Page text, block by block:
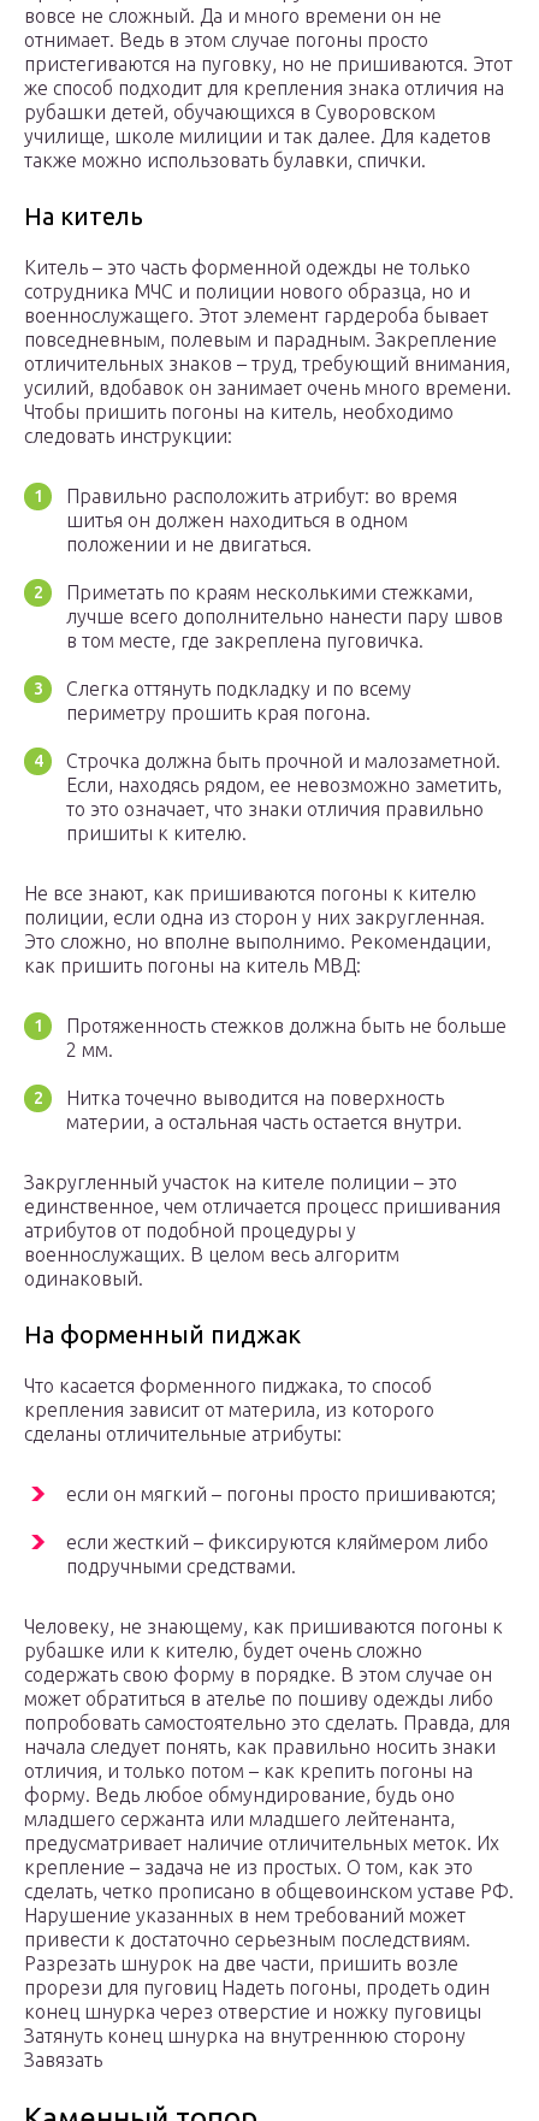
вовсе не сложный. Да и много времени он не
отнимает. Ведь в этом случае погоны просто
пристегиваются на пуговку, но не пришиваются. Этот
же способ подходит для крепления знака отличия на
рубашки детей, обучающихся в Суворовском
училище, школе милиции и так далее. Для кадетов
также можно использовать булавки, спички.
На китель
Китель – это часть форменной одежды не только
сотрудника МЧС и полиции нового образца, но и
военнослужащего. Этот элемент гардероба бывает
повседневным, полевым и парадным. Закрепление
отличительных знаков – труд, требующий внимания,
усилий, вдобавок он занимает очень много времени.
Чтобы пришить погоны на китель, необходимо
следовать инструкции:
Правильно расположить атрибут: во время
шитья он должен находиться в одном
положении и не двигаться.
Приметать по краям несколькими стежками,
лучше всего дополнительно нанести пару швов
в том месте, где закреплена пуговичка.
Слегка оттянуть подкладку и по всему
периметру прошить края погона.
Строчка должна быть прочной и малозаметной.
Если, находясь рядом, ее невозможно заметить,
то это означает, что знаки отличия правильно
пришиты к кителю.
Не все знают, как пришиваются погоны к кителю
полиции, если одна из сторон у них закругленная.
Это сложно, но вполне выполнимо. Рекомендации,
как пришить погоны на китель МВД:
Протяженность стежков должна быть не больше
2 мм.
Нитка точечно выводится на поверхность
материи, а остальная часть остается внутри.
Закругленный участок на кителе полиции – это
единственное, чем отличается процесс пришивания
атрибутов от подобной процедуры у
военнослужащих. В целом весь алгоритм
одинаковый.
На форменный пиджак
Что касается форменного пиджака, то способ
крепления зависит от материла, из которого
сделаны отличительные атрибуты:
если он мягкий – погоны просто пришиваются;
если жесткий – фиксируются кляймером либо
подручными средствами.
Человеку, не знающему, как пришиваются погоны к
рубашке или к кителю, будет очень сложно
содержать свою форму в порядке. В этом случае он
может обратиться в ателье по пошиву одежды либо
попробовать самостоятельно это сделать. Правда, для
начала следует понять, как правильно носить знаки
отличия, и только потом – как крепить погоны на
форму. Ведь любое обмундирование, будь оно
младшего сержанта или младшего лейтенанта,
предусматривает наличие отличительных меток. Их
крепление – задача не из простых. О том, как это
сделать, четко прописано в общевоинском уставе РФ.
Нарушение указанных в нем требований может
привести к достаточно серьезным последствиям.
Разрезать шнурок на две части, пришить возле
прорези для пуговиц Надеть погоны, продеть один
конец шнурка через отверстие и ножку пуговицы
Затянуть конец шнурка на внутреннюю сторону
Завязать